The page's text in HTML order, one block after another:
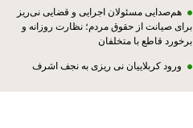
هم‌صدایی مسئولان اجرایی و قضایی نی‌ریز
برای صیانت از حقوق مردم؛ نظارت روزانه و
برخورد قاطع با متخلفان
ورود کربلاییان نی ریزی به نجف اشرف